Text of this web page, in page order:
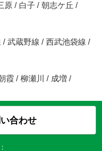
原 / 白子 / 朝志ケ丘 /
/ 武蔵野線 / 西武池袋線 /
霞 / 柳瀬川 / 成増 /
合わせ